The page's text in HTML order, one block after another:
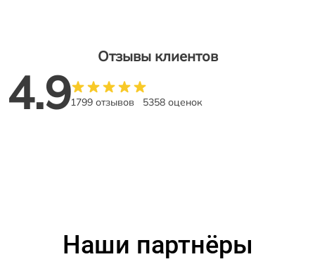
Отзывы клиентов
4.91799 отзывов 5358 оценок
Наши партнёры